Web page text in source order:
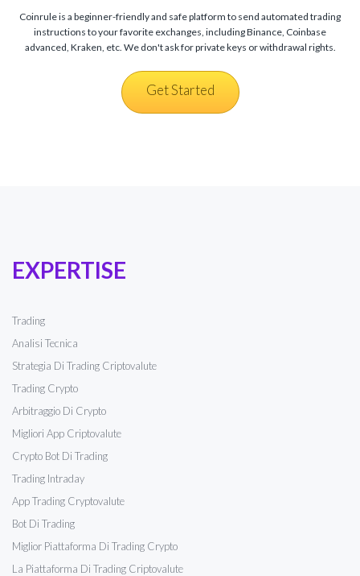
EXPERTISE
Trading
Analisi Tecnica
Strategia Di Trading Criptovalute
Trading Crypto
Arbitraggio Di Crypto
Migliori App Criptovalute
Crypto Bot Di Trading
Trading Intraday
App Trading Cryptovalute
Bot Di Trading
Miglior Piattaforma Di Trading Crypto
La Piattaforma Di Trading Criptovalute
Coinrule is a beginner-friendly and safe platform to send automated trading
instructions to your favorite exchanges, including Binance, Coinbase
advanced, Kraken, etc. We don't ask for private keys or withdrawal rights.
Get Started